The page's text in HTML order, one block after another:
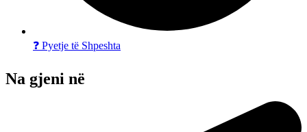
❓ Pyetje të Shpeshta
Na gjeni në